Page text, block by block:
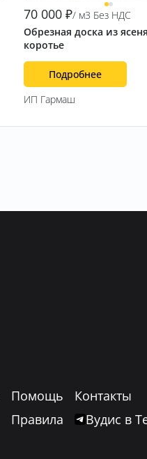
70 000 ₽/ м3 Без НДС
Обрезная доска из
коротье
Подробнее
ИП Гармаш
Помощь
Правила
Контакты
Вудис в